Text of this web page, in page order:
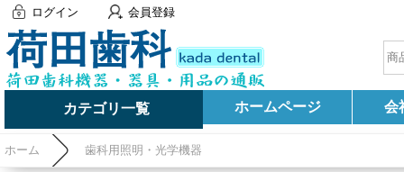
ログイン 会員登録
カテゴリ一覧 ホームページ 会
ホーム 歯科用照明・光学機器